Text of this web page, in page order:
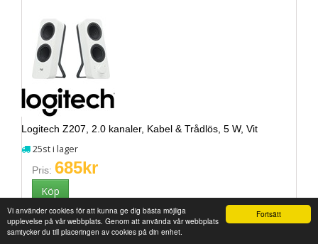
Fortsätt
Vi använder cookies för att kunna ge dig bästa möjliga
upplevelse på vår webbplats. Genom att använda vår webbplats
samtycker du till placeringen av cookies på din enhet.
Logitech Z207, 2.0 kanaler, Kabel & Trådlös, 5 W, Vit
25st i lager
Pris: 685kr